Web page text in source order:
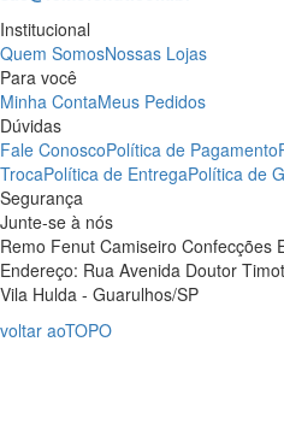
Institucional
Quem SomosNossas Lojas
Para você
Minha ContaMeus Pedidos
Dúvidas
Fale ConoscoPolítica de Pagamento
TrocaPolítica de EntregaPolítica de
Segurança
Junte-se à nós
Remo Fenut Camiseiro Confecções
Endereço: Rua Avenida Doutor
Vila Hulda - Guarulhos/SP
voltar aoTOPO